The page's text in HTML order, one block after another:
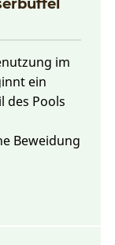
im
ein
des Pools
Beweidung